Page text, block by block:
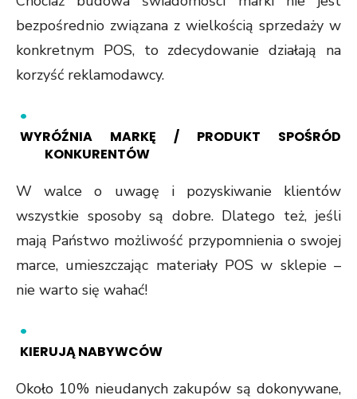
bezpośrednio związana z wielkością sprzedaży w
konkretnym POS, to zdecydowanie działają na
korzyść reklamodawcy.
WYRÓŹNIA MARKĘ / PRODUKT SPOŚRÓD
KONKURENTÓW
W walce o uwagę i pozyskiwanie klientów
wszystkie sposoby są dobre. Dlatego też, jeśli
mają Państwo możliwość przypomnienia o swojej
marce, umieszczając materiały POS w sklepie –
nie warto się wahać!
KIERUJĄ NABYWCÓW
Około 10% nieudanych zakupów są dokonywane,